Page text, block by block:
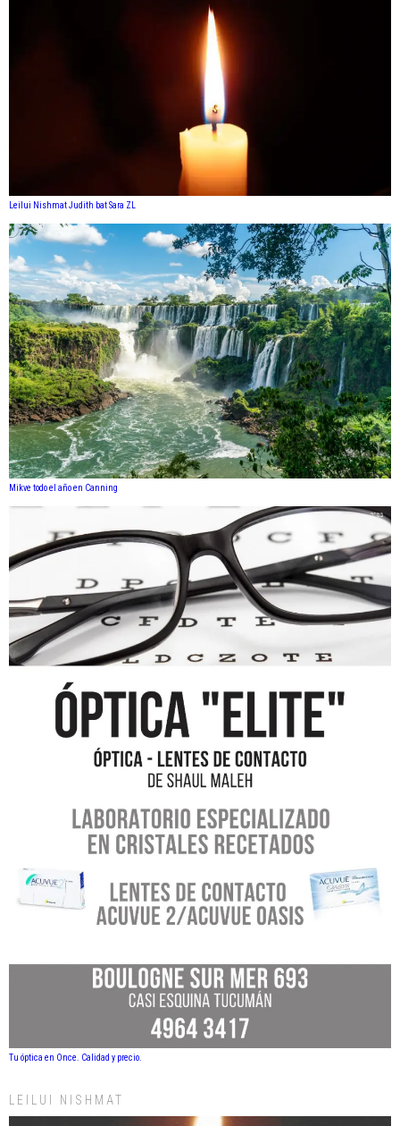
Leilui Nishmat Judith bat Sara ZL
Mikve todo el año en Canning
Tu óptica en Once. Calidad y precio.
LEILUI NISHMAT